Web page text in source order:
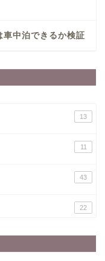
中泊できるか検証
13
11
43
22